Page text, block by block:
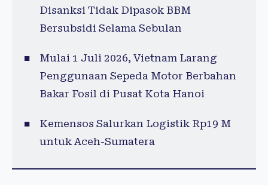
Disanksi Tidak Dipasok BBM
Bersubsidi Selama Sebulan
Mulai 1 Juli 2026, Vietnam Larang
Penggunaan Sepeda Motor Berbahan
Bakar Fosil di Pusat Kota Hanoi
Kemensos Salurkan Logistik Rp19 M
untuk Aceh-Sumatera